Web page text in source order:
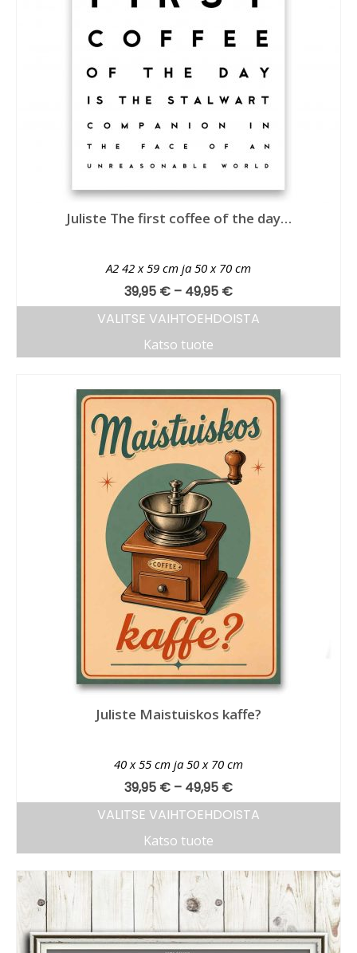
Juliste The first coffee of the day…
A2 42 x 59 cm ja 50 x 70 cm
39,95 € – 49,95 €
VALITSE VAIHTOEHDOISTA
Katso tuote
Juliste Maistuiskos kaffe?
40 x 55 cm ja 50 x 70 cm
39,95 € – 49,95 €
VALITSE VAIHTOEHDOISTA
Katso tuote